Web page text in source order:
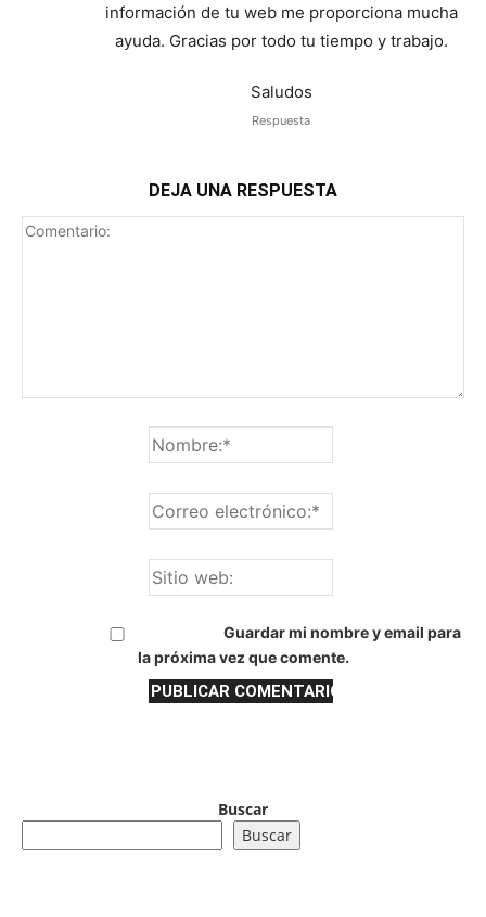
información de tu web me proporciona mucha
ayuda. Gracias por todo tu tiempo y trabajo.
Saludos
Respuesta
DEJA UNA RESPUESTA
Guardar mi nombre y email para
la próxima vez que comente.
Buscar
Buscar